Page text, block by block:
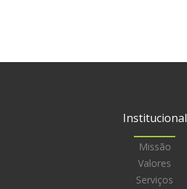
Institucional
Missão
Valores
Serviços